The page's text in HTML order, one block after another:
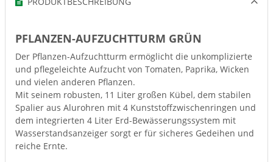
PFLANZEN-AUFZUCHTTURM GRÜN
Der Pflanzen-Aufzuchtturm ermöglicht die unkomplizierte
und pflegeleichte Aufzucht von Tomaten, Paprika, Wicken
und vielen anderen Pflanzen.
Mit seinem robusten, 11 Liter großen Kübel, dem stabilen
Spalier aus Alurohren mit 4 Kunststoffzwischenringen und
dem integrierten 4 Liter Erd-Bewässerungssystem mit
Wasserstandsanzeiger sorgt er für sicheres Gedeihen und
reiche Ernte.